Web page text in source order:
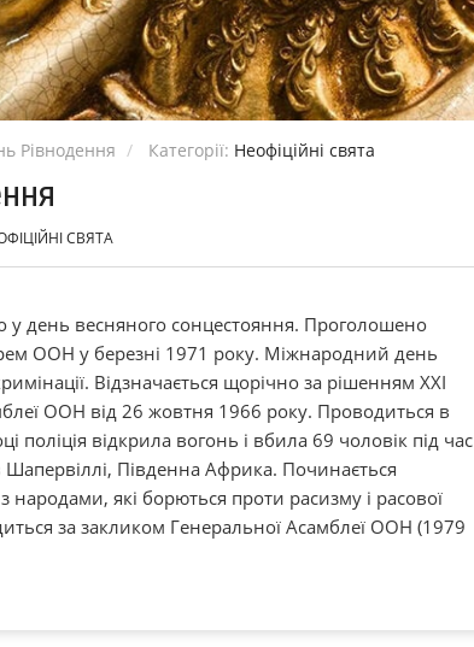
Рівнодення Категорії: Неофіційні свята
СВЯТА
у день весняного сонцестояння. Проголошено
ООН у березні 1971 року. Міжнародний день
Відзначається щорічно за рішенням ХХІ
ООН від 26 жовтня 1966 року. Проводиться в
поліція відкрила вогонь і вбила 69 чоловік під час
Шапервіллі, Південна Африка. Починається
народами, які борються проти расизму і расової
за закликом Генеральної Асамблеї ООН (1979